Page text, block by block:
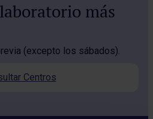
más
(excepto los sábados).
Centros